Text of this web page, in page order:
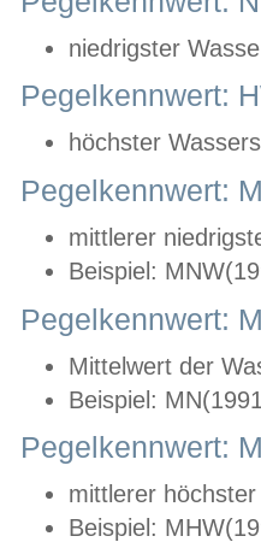
niedrigster
Pegelkennwert:
höchster
Pegelkennwert:
mittlerer
Beispiel:
Pegelkennwert:
Mittelwert der
Beispiel:
Pegelkennwert:
mittlerer
Beispiel: